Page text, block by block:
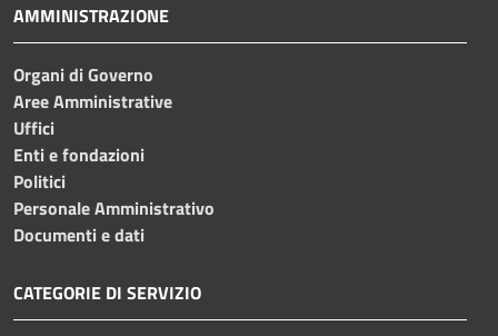
AMMINISTRAZIONE
Organi di Governo
Aree Amministrative
Uffici
Enti e fondazioni
Politici
Personale Amministrativo
Documenti e dati
CATEGORIE DI SERVIZIO